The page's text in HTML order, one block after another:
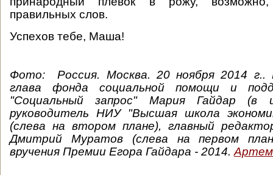
правильных слов.
Успехов тебе, Маша!
Фото: Россия. Москва. 20 ноября 2014 г..
глава фонда социальной помощи и
"Социальный запрос" Мария Гайдар (в
руководитель НИУ "Высшая школа
(слева на втором плане), главный
Дмитрий Муратов (слева на первом
вручения Премии Егора Гайдара - 2014. Артем